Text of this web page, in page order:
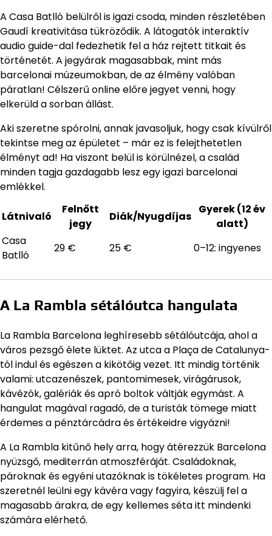
A Casa Batlló belülről is igazi csoda, minden részletében
Gaudí kreativitása tükröződik. A látogatók interaktív
audio guide-dal fedezhetik fel a ház rejtett titkait és
történetét. A jegyárak magasabbak, mint más
barcelonai múzeumokban, de az élmény valóban
páratlan! Célszerű online előre jegyet venni, hogy
elkerüld a sorban állást.
Aki szeretne spórolni, annak javasoljuk, hogy csak kívülről
tekintse meg az épületet – már ez is felejthetetlen
élményt ad! Ha viszont belül is körülnézel, a család
minden tagja gazdagabb lesz egy igazi barcelonai
emlékkel.
Látnivaló
Felnőtt
jegy
Diák/Nyugdíjas
Gyerek (12 év
alatt)
Casa
Batlló
29 € 25 € 0–12: ingyenes
A La Rambla sétálóutca hangulata
La Rambla Barcelona leghíresebb sétálóutcája, ahol a
város pezsgő élete lüktet. Az utca a Plaça de Catalunya-
tól indul és egészen a kikötőig vezet. Itt mindig történik
valami: utcazenészek, pantomimesek, virágárusok,
kávézók, galériák és apró boltok váltják egymást. A
hangulat magával ragadó, de a turisták tömege miatt
érdemes a pénztárcádra és értékeidre vigyázni!
A La Rambla kitűnő hely arra, hogy átérezzük Barcelona
nyüzsgő, mediterrán atmoszféráját. Családoknak,
pároknak és egyéni utazóknak is tökéletes program. Ha
szeretnél leülni egy kávéra vagy fagyira, készülj fel a
magasabb árakra, de egy kellemes séta itt mindenki
számára elérhető.